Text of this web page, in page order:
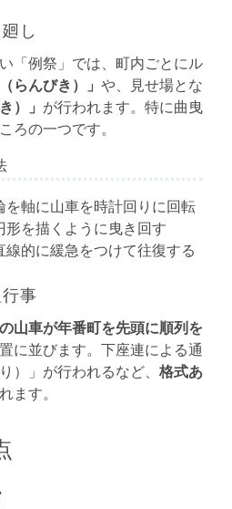
し
「例祭」では、町内ごとにル
らんびき）」 や、見せ場とな
）」 が行われます。特に曲曳
ろの一つです。
を軸に山車を時計回りに回転
形を描くように曳き回す
線的に緩急をつけて往復する
事
山車が年番町を先頭に順列を
に並びます。下座連による通
）」が行われるなど、 格式あ
ます。